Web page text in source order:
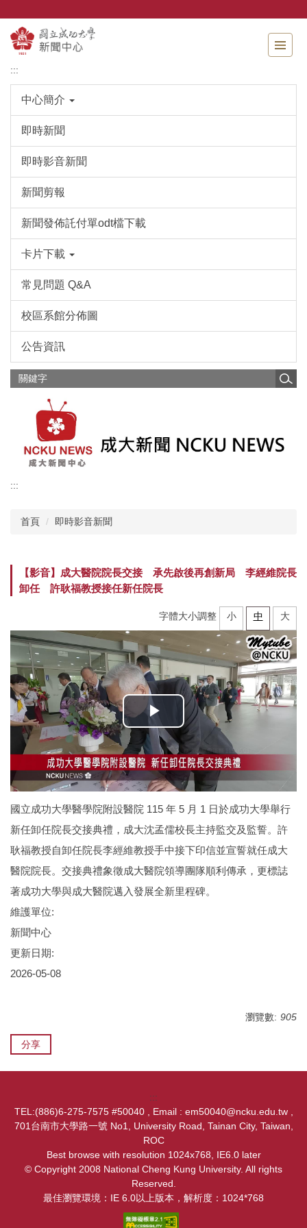
主
要
內
:::
中心簡介
即時新聞
即時影音新聞
新聞剪報
新聞發佈託付單odt檔下載
卡片下載
常見問題 Q&A
校區系館分佈圖
公告資訊
:::
首頁 即時影音新聞
【影音】成大醫院院長交接 承先啟後再創新局 李經維院長
卸任 許耿福教授接任新任院長
字體大小調整 小 中 大
國立成功大學醫學院附設醫院 115 年 5 月 1 日於成功大學舉行
新任卸任院長交接典禮，成大沈孟儒校長主持監交及監誓。許
耿福教授自卸任院長李經維教授手中接下印信並宣誓就任成大
醫院院長。交接典禮象徵成大醫院領導團隊順利傳承，更標誌
著成功大學與成大醫院邁入發展全新里程碑。
維護單位:
新聞中心
更新日期:
2026-05-08
瀏覽數: 905
分享
:::
TEL:(886)6-275-7575 #50040 , Email : em50040@ncku.edu.tw ,
701台南市大學路一號 No1, University Road, Tainan City, Taiwan,
ROC
Best browse with resolution 1024x768, IE6.0 later
© Copyright 2008 National Cheng Kung University. All rights
Reserved.
最佳瀏覽環境：IE 6.0以上版本，解析度：1024*768